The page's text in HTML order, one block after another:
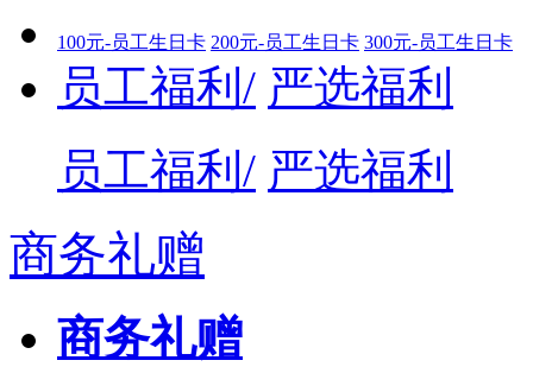
100元-员工生日卡 200元-员工生日卡 300元-员工生日卡
员工福利/ 严选福利
员工福利/ 严选福利
商务礼赠
商务礼赠